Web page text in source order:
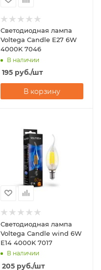
Светодиодная лампа
Voltega Candle E27 6W
4000K 7046
В наличии
195руб./шт
В корзину
Светодиодная лампа
Voltega Candle wind 6W
Е14 4000K 7017
В наличии
205руб./шт